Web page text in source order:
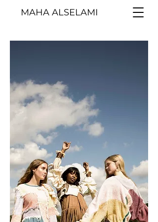
MAHA ALSELAMI